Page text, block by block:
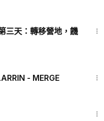
三天：轉移營地，饑
- MERGE